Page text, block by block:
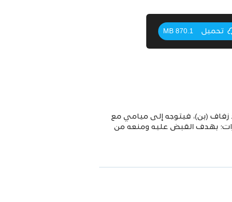
تحميل 870.1 MB
(بن)، فيتوجه إلى ميامي مع
بهدف القبض عليه ومنعه من